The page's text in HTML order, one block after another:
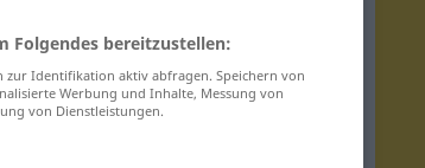
Folgendes bereitzustellen:
zur Identifikation aktiv abfragen. Speichern von
Werbung und Inhalte, Messung von
von Dienstleistungen.